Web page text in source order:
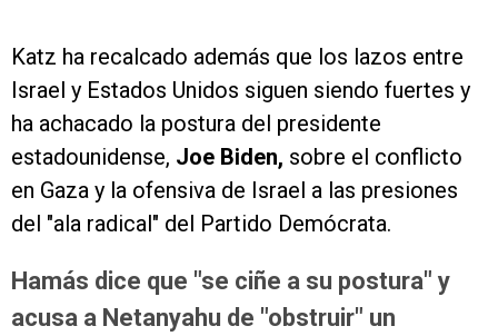
Katz ha recalcado además que los lazos entre
Israel y Estados Unidos siguen siendo fuertes y
ha achacado la postura del presidente
estadounidense, Joe Biden, sobre el conflicto
en Gaza y la ofensiva de Israel a las presiones
del "ala radical" del Partido Demócrata.
Hamás dice que "se ciñe a su postura" y
acusa a Netanyahu de "obstruir" un